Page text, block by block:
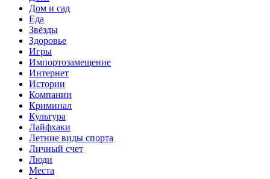
Дом и сад
Еда
Звёзды
Здоровье
Игры
Импортозамещение
Интернет
Истории
Компании
Криминал
Культура
Лайфхаки
Летние виды спорта
Личный счет
Люди
Места